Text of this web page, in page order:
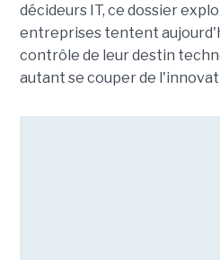
décideurs IT, ce dossier
entreprises tentent
contrôle de leur destin
autant se couper de